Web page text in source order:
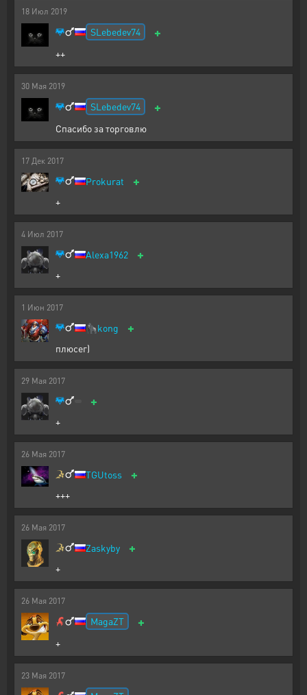
18 Июл 2019
SLebedev74 +
++
30 Мая 2019
SLebedev74 +
Спасибо за торговлю
17 Дек 2017
Prokurat +
+
4 Июл 2017
Alexa1962 +
+
1 Июн 2017
🦍kong +
плюсег)
29 Мая 2017
+
+
26 Мая 2017
TGUtoss +
+++
26 Мая 2017
Zaskyby +
+
26 Мая 2017
MagaZT +
+
23 Мая 2017